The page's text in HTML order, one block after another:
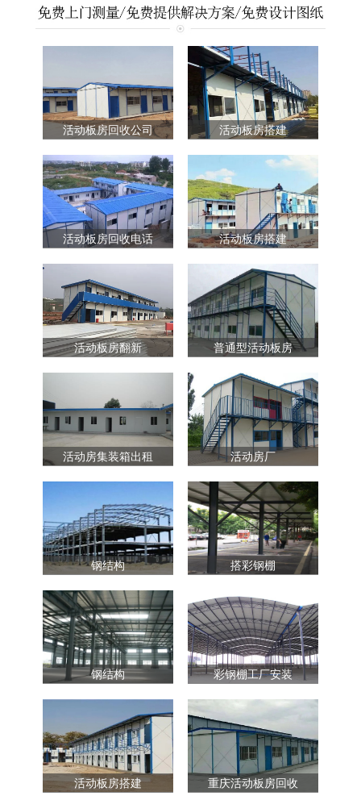
活动板房回收公司 活动板房搭建
活动板房回收电话 活动板房搭建
活动板房翻新 普通型活动板房
活动房集装箱出租 活动房厂
钢结构 搭彩钢棚
钢结构 彩钢棚工厂安装
活动板房搭建 重庆活动板房回收